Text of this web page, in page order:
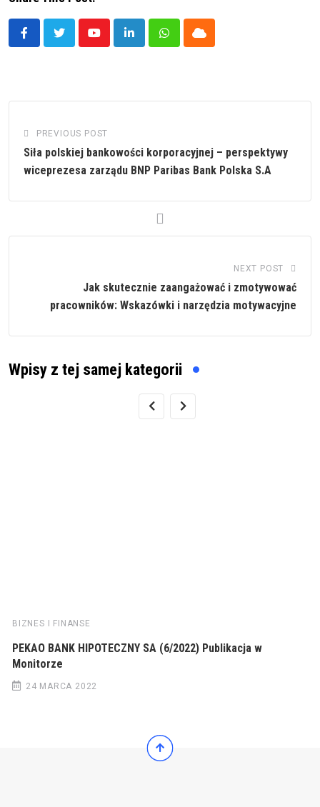
YoutubeLinkedInWhatsappCloud
PREVIOUS POST
Siła polskiej bankowości korporacyjnej – perspektywy
wiceprezesa zarządu BNP Paribas Bank Polska S.A
NEXT POST
Jak skutecznie zaangażować i zmotywować
pracowników: Wskazówki i narzędzia motywacyjne
Wpisy z tej samej kategorii
BIZNES I FINANSE
PEKAO BANK HIPOTECZNY SA (6/2022) Publikacja w
Monitorze
24 MARCA 2022